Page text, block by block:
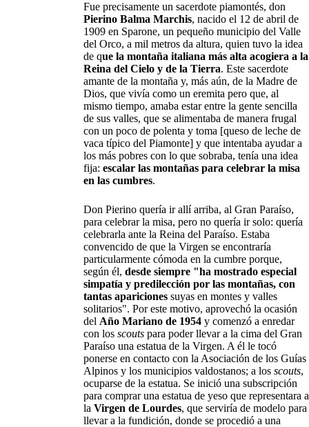
Fue precisamente un sacerdote piamontés, don
Pierino Balma Marchis, nacido el 12 de abril de
1909 en Sparone, un pequeño municipio del Valle
del Orco, a mil metros da altura, quien tuvo la idea
de que la montaña italiana más alta acogiera a la
Reina del Cielo y de la Tierra. Este sacerdote
amante de la montaña y, más aún, de la Madre de
Dios, que vivía como un eremita pero que, al
mismo tiempo, amaba estar entre la gente sencilla
de sus valles, que se alimentaba de manera frugal
con un poco de polenta y toma [queso de leche de
vaca típico del Piamonte] y que intentaba ayudar a
los más pobres con lo que sobraba, tenía una idea
fija: escalar las montañas para celebrar la misa
en las cumbres.
Don Pierino quería ir allí arriba, al Gran Paraíso,
para celebrar la misa, pero no quería ir solo: quería
celebrarla ante la Reina del Paraíso. Estaba
convencido de que la Virgen se encontraría
particularmente cómoda en la cumbre porque,
según él, desde siempre "ha mostrado especial
simpatía y predilección por las montañas, con
tantas aparicionessuyas en montes y valles
solitarios". Por este motivo, aprovechó la ocasión
del Año Mariano de 1954y comenzó a enredar
con los scoutspara poder llevar a la cima del Gran
Paraíso una estatua de la Virgen. A él le tocó
ponerse en contacto con la Asociación de los Guías
Alpinos y los municipios valdostanos; a los scouts,
ocuparse de la estatua. Se inició una subscripción
para comprar una estatua de yeso que representara a
la Virgen de Lourdes, que serviría de modelo para
llevar a la fundición, donde se procedió a una